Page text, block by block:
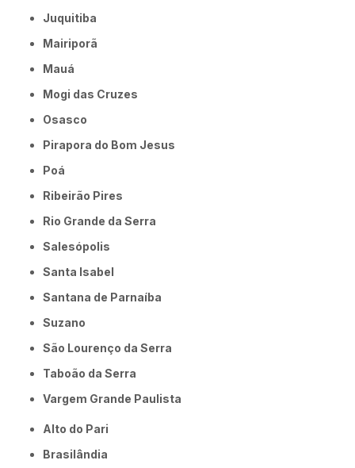
Juquitiba
Mairiporã
Mauá
Mogi das Cruzes
Osasco
Pirapora do Bom Jesus
Poá
Ribeirão Pires
Rio Grande da Serra
Salesópolis
Santa Isabel
Santana de Parnaíba
Suzano
São Lourenço da Serra
Taboão da Serra
Vargem Grande Paulista
Alto do Pari
Brasilândia